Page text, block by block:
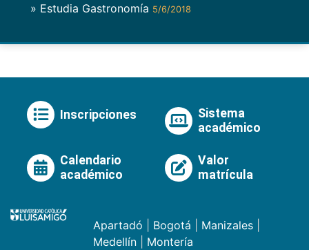
» Estudia Gastronomía 5/6/2018
Inscripciones
Sistema
académico
Calendario
académico
Valor
matrícula
Apartadó Bogotá Manizales
Medellín
Montería